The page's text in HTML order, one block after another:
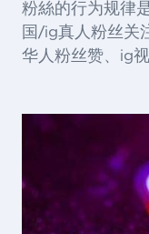
粉絲的行为规律
国/ig真人粉丝关
华人粉丝赞、ig